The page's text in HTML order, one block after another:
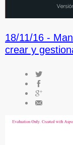
18/11/16 -
crear y